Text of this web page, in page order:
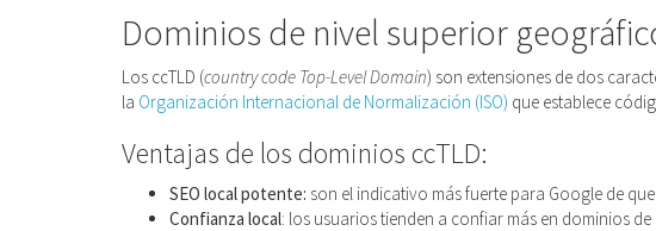
Dominios de nivel superior
Los ccTLD (country code Top-Level Domain) son extensiones de dos
la Organización Internacional de Normalización (ISO) que establece
Ventajas de los dominios ccTLD:
SEO local potente: son el indicativo más fuerte para Google de
Confianza local: los usuarios tienden a confiar más en dominios